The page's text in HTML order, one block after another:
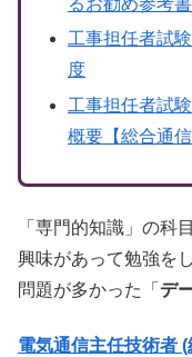
るお勧め参考
工事担任者試
度
工事担任者試
概要【総合通信
「専門的知識」の科
興味があって勉強を
問題が多かった「 デ
電気通信主任技術者 (